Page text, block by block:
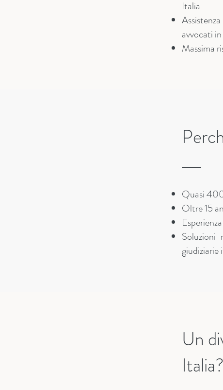
Italia
avvocati
Massima
Quasi
Oltre 15
Soluzioni
giudiziarie
Un
Italia?